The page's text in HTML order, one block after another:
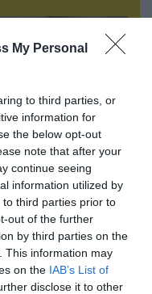
My Personal
to third parties, or
information for
the below opt-out
note that after your
continue seeing
information utilized by
third parties prior to
out of the further
by third parties on the
This information may
on the IAB’s List of
disclose it to other
Ουκρανοί:
μετά την
Ρώσων (βίντεο)